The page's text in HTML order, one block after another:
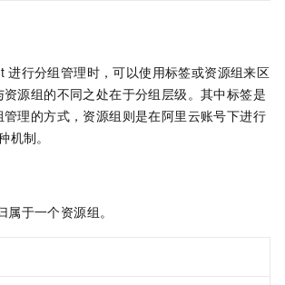
进行分组管理时，可以使用标签或资源组来区
源组的不同之处在于分组层级。其中标签是
管理的方式，资源组则是在阿里云账号下进行
机制。
属于一个资源组。